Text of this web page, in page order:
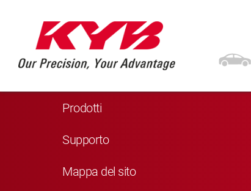
Navigazione
Prodotti
Supporto
Mappa del sito